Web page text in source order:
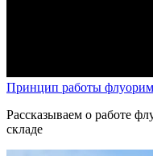
Принцип работы
Рассказываем о работе
складе